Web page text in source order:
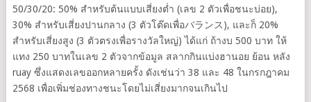
50/30/20: 50% สำหรับต้นแบบเสี่ยงต่ำ (เลข 2 ตัวเพื่อชนะบ่อย),
30% สำหรับเสี่ยงปานกลาง (3 ตัวโต๊ดเพื่อバランス), และก็ 20%
สำหรับเสี่ยงสูง (3 ตัวตรงเพื่อรางวัลใหญ่) ได้แก่ ถ้างบ 500 บาท ให้
แทง 250 บาทในเลข 2 ตัวจากข้อมูล สลากกินแบ่งฮานอย ย้อน หลัง
ruay ซึ่งแสดงเลขออกหลายครั้ง ดังเช่นว่า 38 และ 48 ในกรกฎาคม
2568 เพื่อเพิ่มช่องทางชนะโดยไม่เสี่ยงมากจนเกินไป